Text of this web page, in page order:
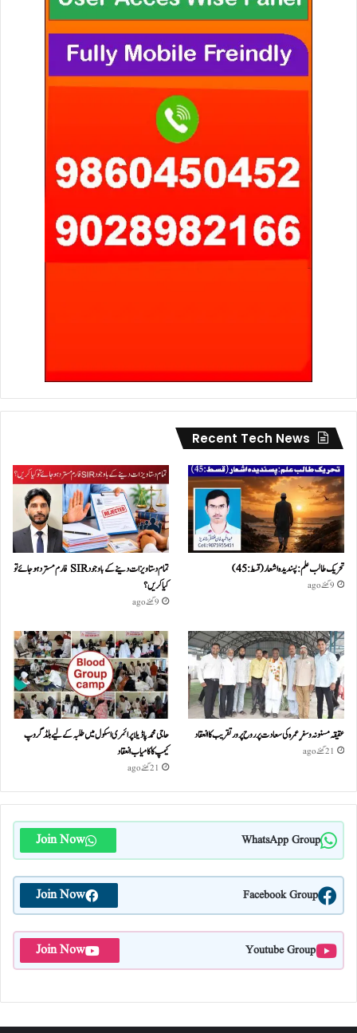
Recent Tech News
تحریک طالب علم: پسندیدہ اشعار (قسط:45)
9 گھنٹے ago
تمام دستاویزات دینے کے باوجود SIR فارم مسترد ہو جائے تو
کیا کریں؟
9 گھنٹے ago
عقیقہ مسنونہ و سفرِ عمرہ کی سعادت پر روح پرور تقریب کا انعقاد
21 گھنٹے ago
حاجی محمد پاڈیلا پرائمری اسکول میں طلبہ کے لیے بلڈ گروپ
کیمپ کا کامیاب انعقاد
21 گھنٹے ago
WhatsApp Group
Join Now
Facebook Group
Join Now
Youtube Group
Join Now